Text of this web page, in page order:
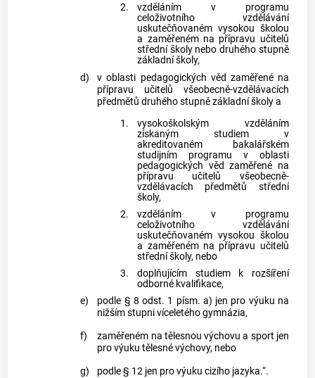
2.
vzděláním v programu
celoživotního vzdělávání
uskutečňovaném vysokou školou
a zaměřeném na přípravu učitelů
střední školy nebo druhého stupně
základní školy,
d)
v oblasti pedagogických věd zaměřené na
přípravu učitelů všeobecně-vzdělávacích
předmětů druhého stupně základní školy a
1.
vysokoškolským vzděláním
získaným studiem v
akreditovaném bakalářském
studijním programu v oblasti
pedagogických věd zaměřené na
přípravu učitelů všeobecně-
vzdělávacích předmětů střední
školy,
2.
vzděláním v programu
celoživotního vzdělávání
uskutečňovaném vysokou školou
a zaměřeném na přípravu učitelů
střední školy, nebo
3.
doplňujícím studiem k rozšíření
odborné kvalifikace,
e)
podle § 8 odst. 1 písm. a) jen pro výuku na
nižším stupni víceletého gymnázia,
f)
zaměřeném na tělesnou výchovu a sport jen
pro výuku tělesné výchovy, nebo
g)
podle § 12 jen pro výuku cizího jazyka.“.